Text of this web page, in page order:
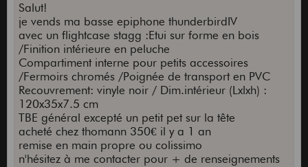
Salut!
je vends ma basse epiphone thunderbirdIV
avec un flightcase stagg :Etui sur forme en bois
/Finition intérieure en peluche
Compartiment interne pour petits accessoires
/Fermoirs chromés /Poignée de transport en PVC
Recouvrement: vinyle noir / Dim.intérieur (Lxlxh) :
120x35x7.5 cm
TBE général excepté un petit pet sur la tête
acheté chez thomann 350€ il y a 1 an
remise en main propre ou colissimo
n'hésitez à me contacter pour + de renseignements